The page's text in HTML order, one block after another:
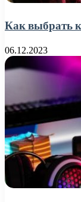
Как выбрать
06.12.2023